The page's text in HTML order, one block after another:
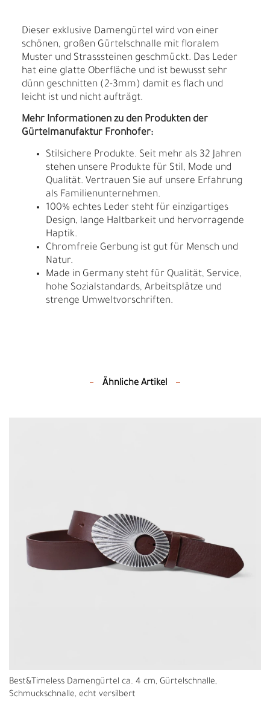
Dieser exklusive Damengürtel wird von einer
schönen, großen Gürtelschnalle mit floralem
Muster und Strasssteinen geschmückt. Das Leder
hat eine glatte Oberfläche und ist bewusst sehr
dünn geschnitten (2-3mm) damit es flach und
leicht ist und nicht aufträgt.
Mehr Informationen zu den Produkten der
Gürtelmanufaktur Fronhofer:
Stilsichere Produkte. Seit mehr als 32 Jahren
stehen unsere Produkte für Stil, Mode und
Qualität. Vertrauen Sie auf unsere Erfahrung
als Familienunternehmen.
100% echtes Leder steht für einzigartiges
Design, lange Haltbarkeit und hervorragende
Haptik.
Chromfreie Gerbung ist gut für Mensch und
Natur.
Made in Germany steht für Qualität, Service,
hohe Sozialstandards, Arbeitsplätze und
strenge Umweltvorschriften.
Ähnliche Artikel
Best&Timeless Damengürtel ca. 4 cm, Gürtelschnalle,
Schmuckschnalle, echt versilbert